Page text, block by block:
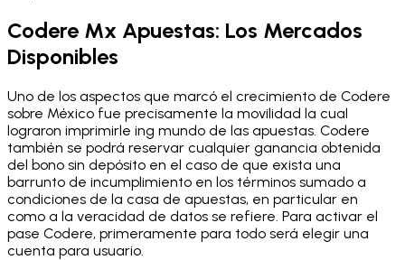
Codere Mx Apuestas: Los Mercados
Disponibles
Uno de los aspectos que marcó el crecimiento de Codere
sobre México fue precisamente la movilidad la cual
lograron imprimirle ing mundo de las apuestas. Codere
también se podrá reservar cualquier ganancia obtenida
del bono sin depósito en el caso de que exista una
barrunto de incumplimiento en los términos sumado a
condiciones de la casa de apuestas, en particular en
como a la veracidad de datos se refiere. Para activar el
pase Codere, primeramente para todo será elegir una
cuenta para usuario.